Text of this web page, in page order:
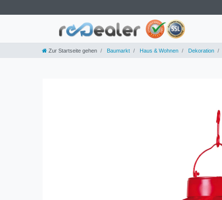
Zur Startseite gehen Baumarkt Haus & Wohnen Dekoration